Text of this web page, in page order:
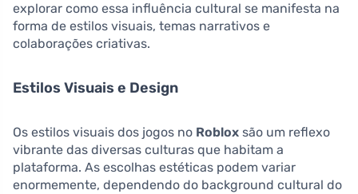
explorar como essa influência cultural se manifesta na
forma de estilos visuais, temas narrativos e
colaborações criativas.
Estilos Visuais e Design
Os estilos visuais dos jogos no Roblox são um reflexo
vibrante das diversas culturas que habitam a
plataforma. As escolhas estéticas podem variar
enormemente, dependendo do background cultural do